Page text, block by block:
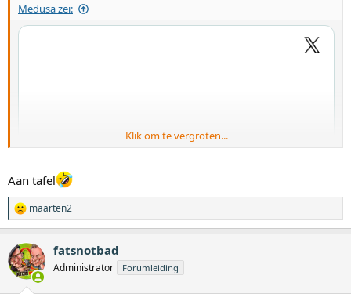
Medusa zei:
Klik om te vergroten...
Aan tafel
W
a
r
d
e
maarten2
fatsnotbad
Administrator Forumleiding